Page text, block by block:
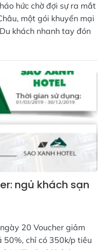
hức chờ đợi sự ra mắt
một gói khuyến mại
khách nhanh tay đón
ngủ khách sạn
20 Voucher giảm
50%, chỉ có 350k/p tiêu